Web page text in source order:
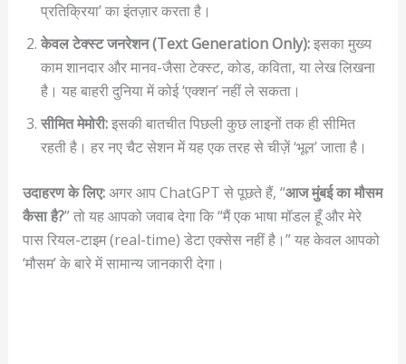
प्रतिक्रिया’ का इंतज़ार करता है।
केवल टेक्स्ट जनरेशन (Text Generation Only):इसका मुख्य
काम शानदार और मानव-जैसा टेक्स्ट, कोड, कविता, या लेख लिखना
है। यह बाहरी दुनिया में कोई ‘एक्शन’ नहीं ले सकता।
सीमित मेमोरी:इसकी बातचीत पिछली कुछ लाइनों तक ही सीमित
रहती है। हर नए चैट सेशन में यह एक तरह से चीज़ें ‘भूल’ जाता है।
उदाहरण के लिए:अगर आप ChatGPT से पूछते हैं, “आज मुंबई का मौसम
कैसा है?” तो यह आपको जवाब देगा कि “मैं एक भाषा मॉडल हूँ और मेरे
पास रियल-टाइम (real-time) डेटा एक्सेस नहीं है।” यह केवल आपको
‘मौसम’ के बारे में सामान्य जानकारी देगा।